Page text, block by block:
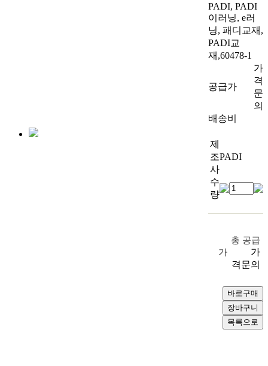
PADI, PADI
이러닝, e러
닝, 패디교재,
PADI교
재,60478-1
공급가
가
격
문
의
배송비
제
조
사
PADI
수
량
총 공급
가
가
격문의